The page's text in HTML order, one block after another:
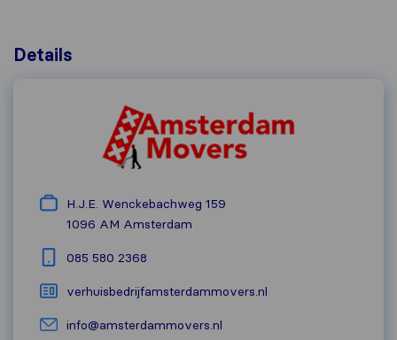
Details
H.J.E. Wenckebachweg 159
1096 AM Amsterdam
085 580 2368
verhuisbedrijfamsterdammovers.nl
info@amsterdammovers.nl